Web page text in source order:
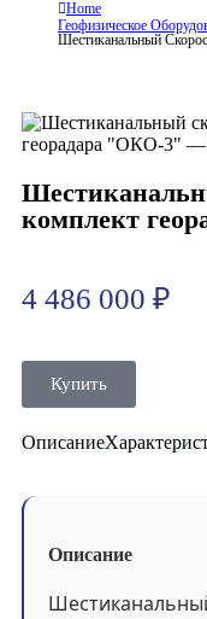
Home
Геофизическое
Шестиканальный
комплект
4 486 000 ₽
Купить
Описание
Описание